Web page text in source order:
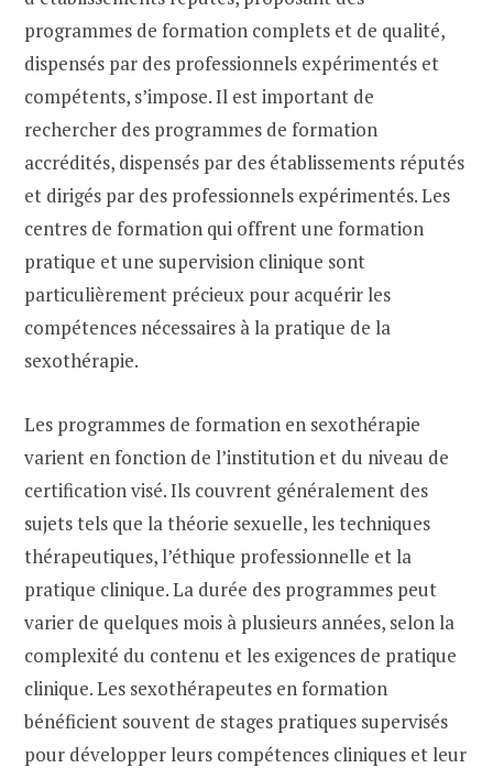
programmes de formation complets et de qualité,
dispensés par des professionnels expérimentés et
compétents, s’impose. Il est important de
rechercher des programmes de formation
accrédités, dispensés par des établissements réputés
et dirigés par des professionnels expérimentés. Les
centres de formation qui offrent une formation
pratique et une supervision clinique sont
particulièrement précieux pour acquérir les
compétences nécessaires à la pratique de la
sexothérapie.
Les programmes de formation en sexothérapie
varient en fonction de l’institution et du niveau de
certification visé. Ils couvrent généralement des
sujets tels que la théorie sexuelle, les techniques
thérapeutiques, l’éthique professionnelle et la
pratique clinique. La durée des programmes peut
varier de quelques mois à plusieurs années, selon la
complexité du contenu et les exigences de pratique
clinique. Les sexothérapeutes en formation
bénéficient souvent de stages pratiques supervisés
pour développer leurs compétences cliniques et leur